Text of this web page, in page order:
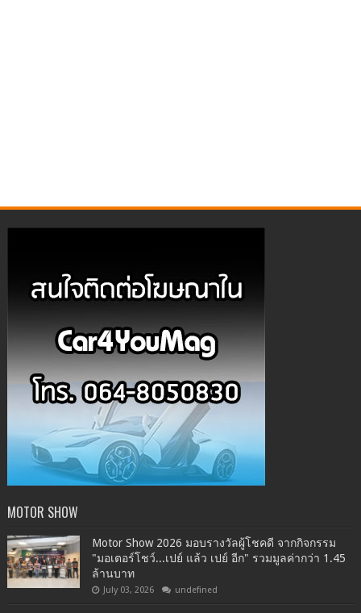
MOTOR SHOW
Motor Show 2026 มอบรางวัลผู้โชคดี จากกิจกรรม
"มอเตอร์โชว์...เปย์ แล้ว เปย์ อีก" รวมมูลค่ากว่า 1.45
ล้านบาท
July 03, 2026 undefined